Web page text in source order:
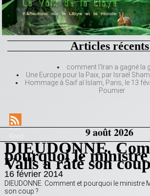
Articles récents
comment l’Iran a gagné la
Une Europe pour la Paix, par Israël
Hommage à Saif al Islam, Paris, le 13
Poumier
RSS
9 août 2026
DIEUDONNE.
pourquoi le
Valls a râté son
16 février 2014
DIEUDONNE. Comment et pourquoi le ministre
son coup ?